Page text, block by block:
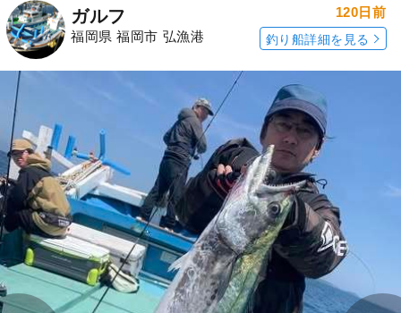
ガルフ
福岡県 福岡市 弘漁港
120日前
釣り船詳細を見る